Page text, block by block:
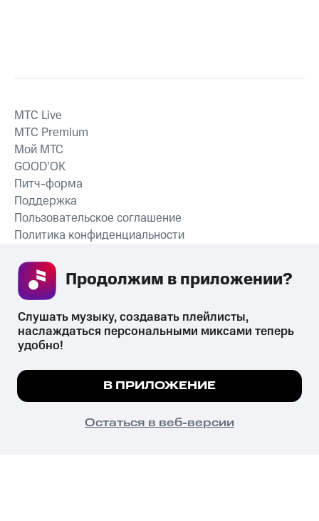
СКАЧАТЬ ПРИЛОЖЕНИЕ
MTС Live
MTС Premium
Мой МТС
GOOD’OK
Питч-форма
Поддержка
Пользовательское соглашение
Политика конфиденциальности
психотропных веществ, их аналогов причиняет вред здоровью,
их незаконный оборот запрещён и влечёт установленную
законодательством ответственность.
© 2026 ООО «КИОН».
Все права защищены
Мы используем куки, чтобы на сайте все
Подробнее
ПОНЯТНО
Слушать музыку, создавать плейлисты,
наслаждаться персональными миксами теперь
удобно!
В ПРИЛОЖЕНИЕ
Остаться в веб-версии